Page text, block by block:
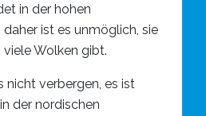
in der hohen
ist es unmöglich, sie
viele Wolken gibt.
nicht verbergen, es ist
der nordischen